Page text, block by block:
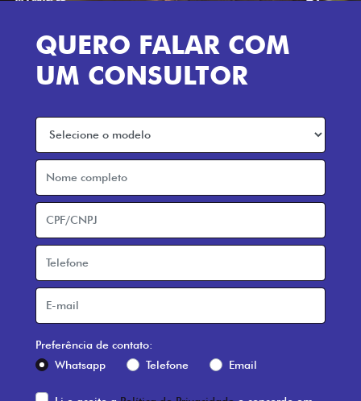
Preferência de contato:
Whatsapp
Telefone
Li e aceito a
ESPERAMOS
POR VOCÊ